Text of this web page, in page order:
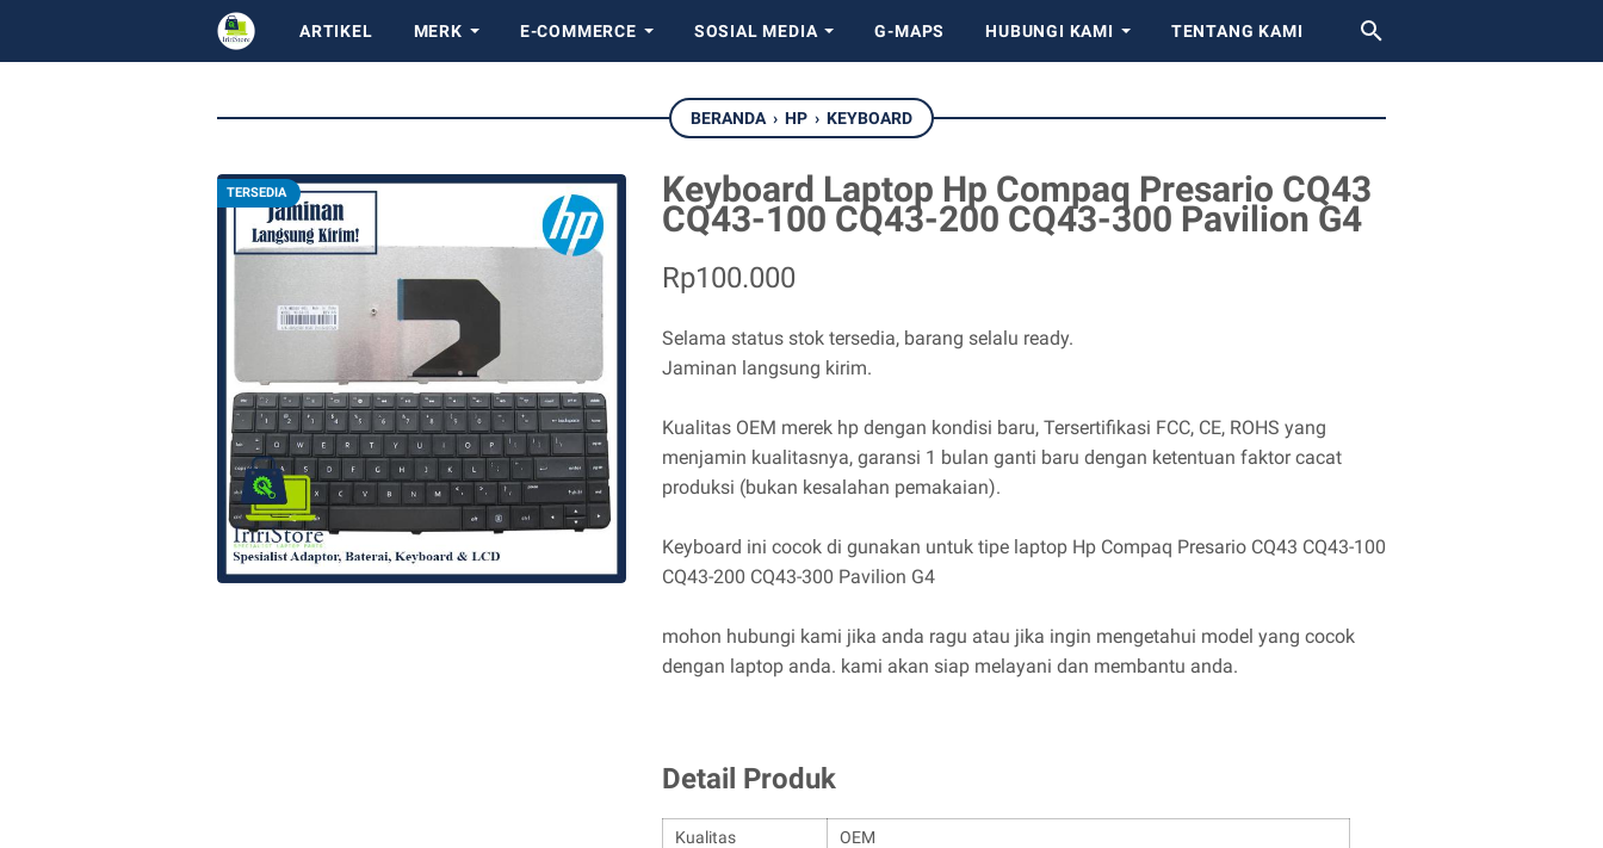
ARTIKEL MERK E-COMMERCE SOSIAL MEDIA G-MAPS HUBUNGI KAMI TENTANG KAMI
BERANDA › HP › KEYBOARD
Keyboard Laptop Hp Compaq Presario CQ43
CQ43-100 CQ43-200 CQ43-300 Pavilion G4
TERSEDIA
Rp100.000
Selama status stok tersedia, barang selalu ready.
Jaminan langsung kirim.
Kualitas OEM merek hp dengan kondisi baru, Tersertifikasi FCC, CE, ROHS yang
menjamin kualitasnya, garansi 1 bulan ganti baru dengan ketentuan faktor cacat
produksi (bukan kesalahan pemakaian).
Keyboard ini cocok di gunakan untuk tipe laptop Hp Compaq Presario CQ43 CQ43-100
CQ43-200 CQ43-300 Pavilion G4
mohon hubungi kami jika anda ragu atau jika ingin mengetahui model yang cocok
dengan laptop anda. kami akan siap melayani dan membantu anda.
Detail Produk
Kualitas
OEM